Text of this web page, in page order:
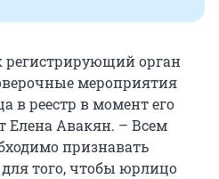
регистрирующий орган
мероприятия
реестр в момент его
Елена Авакян. – Всем
признавать
того, чтобы юрлицо